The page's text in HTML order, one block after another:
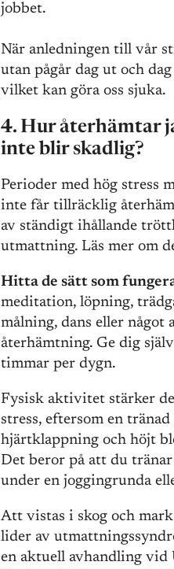
jobbet.
När anledningen till vår
utan pågår dag ut och
vilket kan göra oss sjuka.
4. Hur återhämtar
inte blir skadlig?
Perioder med hög stress
inte får tillräcklig
av ständigt ihållande
utmattning. Läs mer om
Hitta de sätt som
meditation, löpning,
målning, dans eller
återhämtning. Ge dig
timmar per dygn.
Fysisk aktivitet stärker
stress, eftersom en
hjärtklappning och höjt
Det beror på att du
under en joggingrunda
Att vistas i skog och
lider av
en aktuell avhandling vid